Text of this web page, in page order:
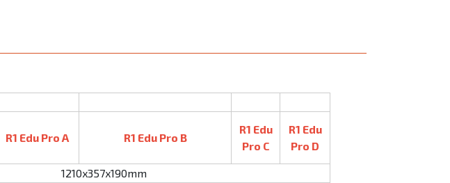
R1 Edu Pro A R1 Edu Pro B
R1 Edu
Pro C
R1 Edu
Pro D
1210x357x190mm